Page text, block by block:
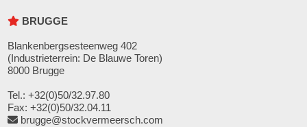
BRUGGE
Blankenbergsesteenweg 402
(Industrieterrein: De Blauwe Toren)
8000 Brugge
Tel.: +32(0)50/32.97.80
Fax: +32(0)50/32.04.11
brugge@stockvermeersch.com